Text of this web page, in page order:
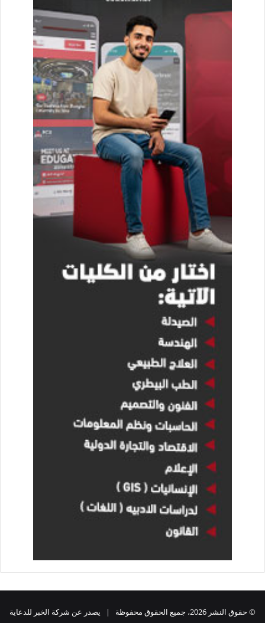
© حقوق النشر 2026، جميع الحقوق محفوظة | يصدر عن شركة الخبر للدعاية